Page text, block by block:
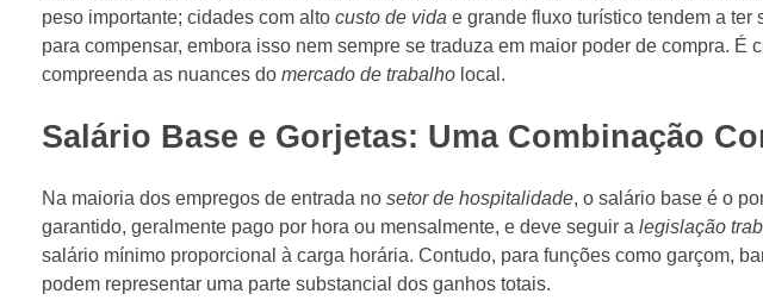
peso importante; cidades com alto custo de vida e grande fluxo turístico tendem a
para compensar, embora isso nem sempre se traduza em maior poder de compra. É
compreenda as nuances do mercado de trabalho local.
Salário Base e Gorjetas: Uma Combinação
Na maioria dos empregos de entrada no setor de hospitalidade, o salário base é o
garantido, geralmente pago por hora ou mensalmente, e deve seguir a legislação
salário mínimo proporcional à carga horária. Contudo, para funções como garçom,
podem representar uma parte substancial dos ganhos totais.